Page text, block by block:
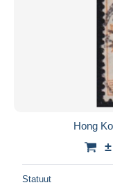
Hong
Statuut